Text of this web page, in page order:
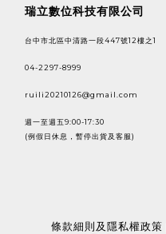
瑞立數位科技有限公司
台中市北區中清路一段447號12樓之1
04-2297-8999
ruili20210126@gmail.com
週一至週五9:00-17:30
(例假日休息，暫停出貨及客服)
條款細則及隱私權政策